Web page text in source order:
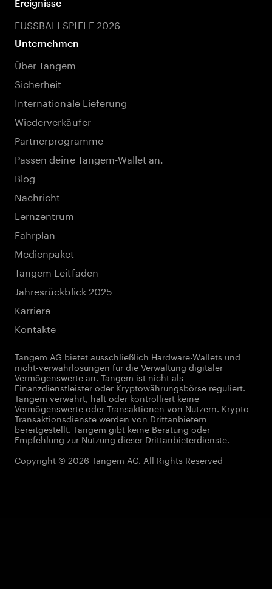
Ereignisse
FUSSBALLSPIELE 2026
Unternehmen
Über Tangem
Sicherheit
Internationale Lieferung
Wiederverkäufer
Partnerprogramme
Passen deine Tangem-Wallet an.
Blog
Nachricht
Lernzentrum
Fahrplan
Medienpaket
Tangem Leitfaden
Jahresrückblick 2025
Karriere
Kontakte
Tangem AG bietet ausschließlich Hardware-Wallets und
nicht-verwahrlösungen für die Verwaltung digitaler
Vermögenswerte an. Tangem ist nicht als
Finanzdienstleister oder Kryptowährungsbörse reguliert.
Tangem verwahrt, hält oder kontrolliert keine
Vermögenswerte oder Transaktionen von Nutzern. Krypto-
Transaktionsdienste werden von Drittanbietern
bereitgestellt. Tangem gibt keine Beratung oder
Empfehlung zur Nutzung dieser Drittanbieterdienste.